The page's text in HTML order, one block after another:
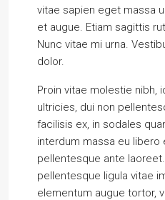
vitae sapien eget massa
et augue. Etiam sagittis
Nunc vitae mi urna.
dolor.
Proin vitae molestie nibh,
ultricies, dui non
facilisis ex, in sodales
interdum massa eu libero
pellentesque ante
pellentesque ligula vitae
elementum augue tortor,